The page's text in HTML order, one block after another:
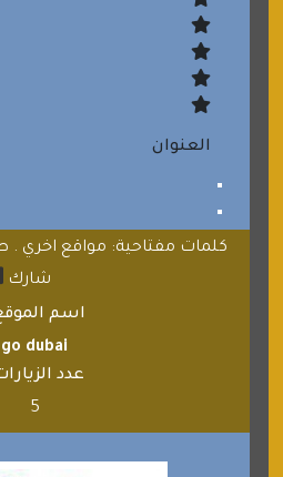
العنوان
كلمات مفتاحية: مواقع اخري
شارك
اسم
go dubai
عدد
5